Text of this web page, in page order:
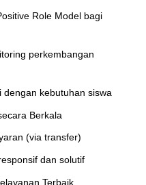
Role Model bagi
perkembangan
dengan kebutuhan siswa
Berkala
(via transfer)
dan solutif
Terbaik